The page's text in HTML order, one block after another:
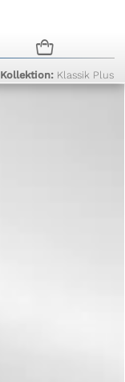
n
Kollektion: Klassik Plus